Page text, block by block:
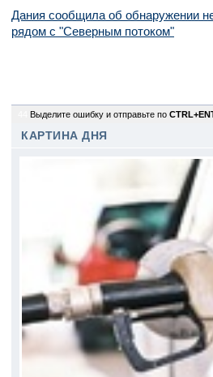
Дания сообщила об обнаружении
рядом с "Северным потоком"
Выделите ошибку и отправьте по
КАРТИНА ДНЯ